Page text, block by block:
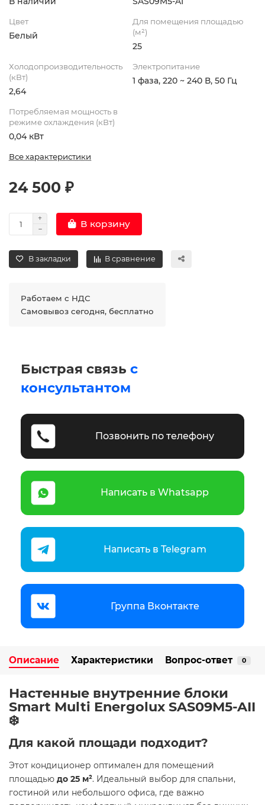
Цвет
Белый
Для помещения площадью
(м²)
25
Холодопроизводительность
(кВт)
2,64
Электропитание
1 фаза, 220 ~ 240 В, 50 Гц
Потребляемая мощность в
режиме охлаждения (кВт)
0,04 кВт
Все характеристики
24 500 ₽
В корзину
В закладки В сравнение
Работаем с НДС
Самовывоз сегодня, бесплатно
Быстрая связь с
консультантом
Позвонить по телефону
Написать в Whatsapp
Написать в Telegram
Группа Вконтакте
Описание Характеристики Вопрос-ответ 0
Настенные внутренние блоки
Smart Multi Energolux SAS09M5-AII
❄️
Для какой площади подходит?
Этот кондиционер оптимален для помещений
площадью до 25 м². Идеальный выбор для спальни,
гостиной или небольшого офиса, где важно